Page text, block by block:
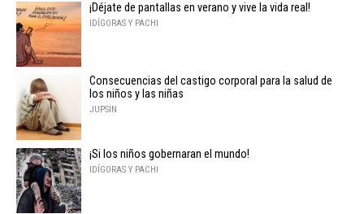
¡Déjate de pantallas en verano y vive la vida real!
IDÍGORAS Y PACHI
Consecuencias del castigo corporal para la salud de
los niños y las niñas
JUPSIN
¡Si los niños gobernaran el mundo!
IDÍGORAS Y PACHI